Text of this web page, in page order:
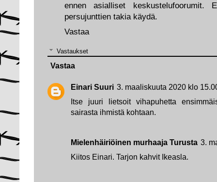
ennen asialliset keskustelufoorumit.
persujunttien takia käydä.
Vastaa
Vastaukset
Einari Suuri 3. maaliskuuta 2020 klo
Itse juuri lietsoit vihapuhetta
sairasta ihmistä kohtaan.
Mielenhäiriöinen murhaaja Turusta 3.
Kiitos Einari. Tarjon kahvit Ikeasla.
Vastaa